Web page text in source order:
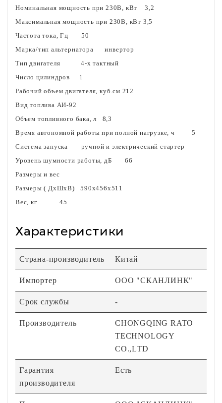
Номинальная мощность при 230В, кВт
3,2
Максимальная мощность при 230В, кВт 3,5
Частота тока, Гц
50
Марка/тип альтернатора
инвертор
Тип двигателя
4-х тактный
Число цилиндров
1
Рабочий объем двигателя, куб.см 212
Вид топлива АИ-92
Объем топливного бака, л
8,3
Время автономной работы при полной нагрузке, ч
5
Система запуска
ручной и электрический стартер
Уровень шумности работы, дБ
66
Размеры и вес
Размеры ( ДхШхВ)
590х456х511
Вес, кг
45
Характеристики
Страна-производитель Китай
Импортер ООО "СКАНЛИНК"
Срок службы -
Производитель
CHONGQING RATO
TECHNOLOGY
CO.,LTD
Гарантия
производителя
Есть